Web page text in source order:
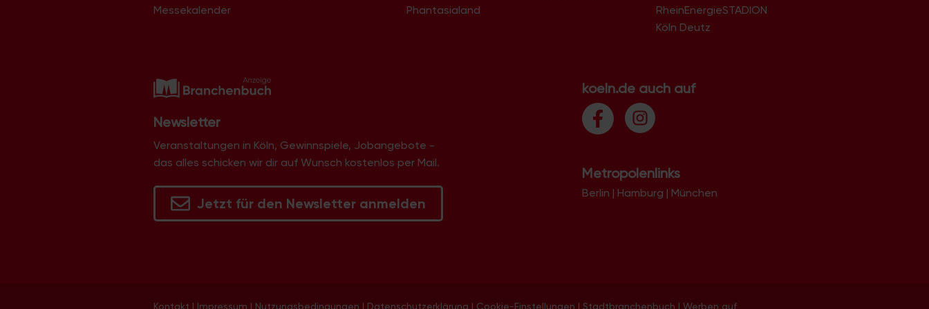
Messekalender
Phantasialand
RheinEnergieSTADION
Köln Deutz
Newsletter
Veranstaltungen in Köln, Gewinnspiele, Jobangebote -
das alles schicken wir dir auf Wunsch kostenlos per Mail.
Jetzt für den Newsletter anmelden
koeln.de auch auf
Metropolenlinks
Berlin | Hamburg | München
Kontakt | Impressum | Nutzungsbedingungen | Datenschutzerklärung | Cookie-Einstellungen | Stadtbranchenbuch | Werben auf